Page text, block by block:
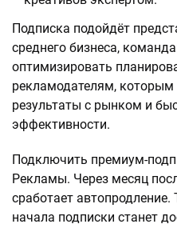
Подписка подойдёт
среднего бизнеса,
оптимизировать
рекламодателям,
результаты с рынком и
эффективности.
Подключить премиум-
Рекламы. Через месяц
сработает
начала подписки станет